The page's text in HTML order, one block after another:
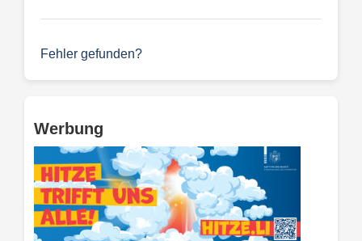
Fehler gefunden?
Werbung